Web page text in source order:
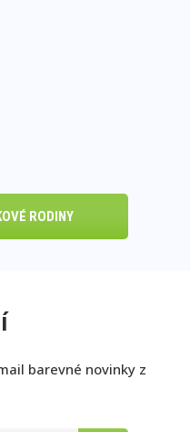
RODINY
barevné novinky z